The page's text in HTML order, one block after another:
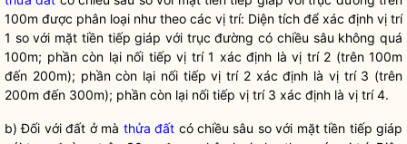
100m được phân loại như theo các vị trí: Diện tích để xác định vị trí
1 so với mặt tiền tiếp giáp với trục đường có chiều sâu không quá
100m; phần còn lại nối tiếp vị trí 1 xác định là vị trí 2 (trên 100m
đến 200m); phần còn lại nối tiếp vị trí 2 xác định là vị trí 3 (trên
200m đến 300m); phần còn lại nối tiếp vị trí 3 xác định là vị trí 4.
b) Đối với đất ở mà thửa đất có chiều sâu so với mặt tiền tiếp giáp